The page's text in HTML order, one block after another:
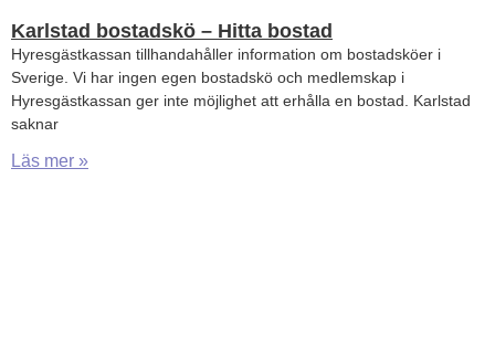
Karlstad bostadskö – Hitta bostad
Hyresgästkassan tillhandahåller information om bostadsköer i
Sverige. Vi har ingen egen bostadskö och medlemskap i
Hyresgästkassan ger inte möjlighet att erhålla en bostad. Karlstad
saknar
Läs mer »